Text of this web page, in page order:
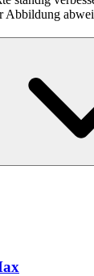
Abbildung